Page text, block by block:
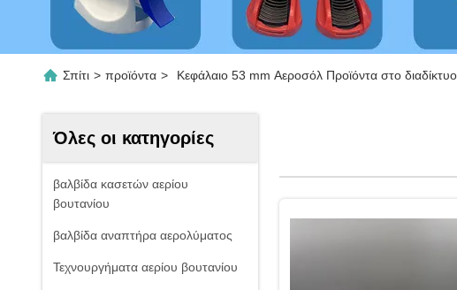
Σπίτι > προϊόντα > Κεφάλαιο 53 mm Αεροσόλ Προϊόντα στο διαδίκτυο
Όλες οι κατηγορίες
βαλβίδα κασετών αερίου
βουτανίου
βαλβίδα αναπτήρα αερολύματος
Τεχνουργήματα αερίου βουτανίου